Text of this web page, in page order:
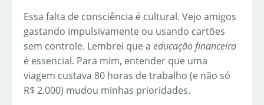
Essa falta de consciência é cultural. Vejo amigos
gastando impulsivamente ou usando cartões
sem controle. Lembrei que a educação financeira
é essencial. Para mim, entender que uma
viagem custava 80 horas de trabalho (e não só
R$ 2.000) mudou minhas prioridades.